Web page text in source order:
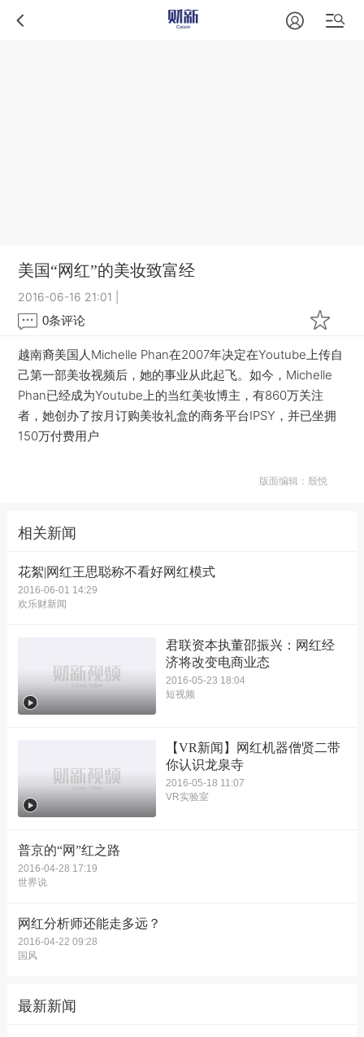
美国“网红”的美妆致富经
2016-06-16 21:01
0条评论
越南裔美国人Michelle Phan在2007年决定在Youtube上传自
己第一部美妆视频后，她的事业从此起飞。如今，Michelle
Phan已经成为Youtube上的当红美妆博主，有860万关注
者，她创办了按月订购美妆礼盒的商务平台IPSY，并已坐拥
150万付费用户
版面编辑：殷悦
相关新闻
花絮|网红王思聪称不看好网红模式
2016-06-01 14:29
欢乐财新闻
君联资本执董邵振兴：网红经
济将改变电商业态
2016-05-23 18:04
短视频
【VR新闻】网红机器僧贤二带
你认识龙泉寺
2016-05-18 11:07
VR实验室
普京的“网”红之路
2016-04-28 17:19
世界说
网红分析师还能走多远？
2016-04-22 09:28
国风
最新新闻